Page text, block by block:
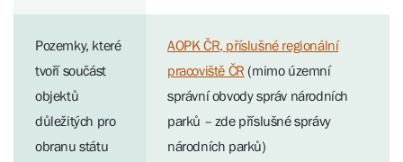
Pozemky, které
tvoří součást
objektů
důležitých pro
obranu státu
AOPK ČR, příslušné regionální
pracoviště ČR (mimo územní
správní obvody správ národních
parků – zde příslušné správy
národních parků)